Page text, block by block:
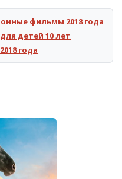
фильмы 2018 года
детей 10 лет
года